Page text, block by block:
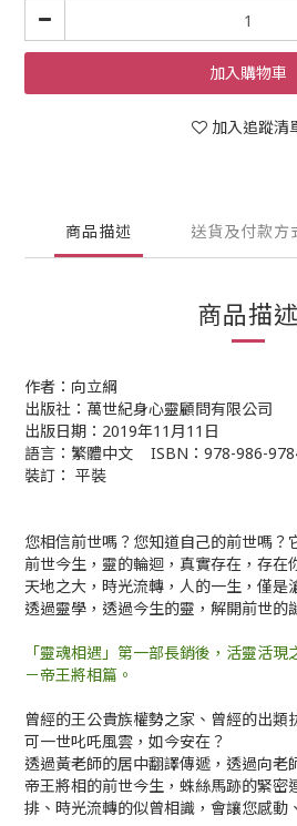
加入購物車
加入追蹤清
商品描述 送貨及付款方
商品描述
作者：向立綱
出版社：萬世紀身心靈顧問有限公司
出版日期：2019年11月11日
語言：繁體中文 ISBN：978-986-
裝訂： 平裝
您相信前世嗎？您知道自己的前世嗎？
前世今生，靈的輪迴，真實存在，存在
天地之大，時光流轉，人的一生，僅是
透過靈學，透過今生的靈，解開前世的
「靈魂相遇」第一部長銷後，活靈活
－帝王將相篇。
曾經的王公貴族權勢之家、曾經的出類
可一世叱吒風雲，如今安在？
透過黃老師的居中翻譯傳遞，透過向老
帝王將相的前世今生，蛛絲馬跡的緊密
排、時光流轉的似曾相識，會讓您感動